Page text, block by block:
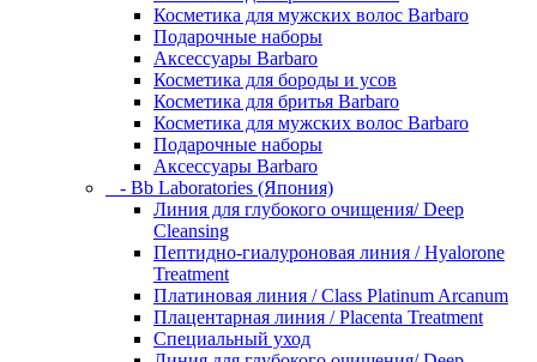
Косметика для мужских волос Barbaro
Подарочные наборы
Аксессуары Barbaro
Косметика для бороды и усов
Косметика для бритья Barbaro
Косметика для мужских волос Barbaro
Подарочные наборы
Аксессуары Barbaro
- Bb Laboratories (Япония)
Линия для глубокого очищения/ Deep
Cleansing
Пептидно-гиалуроновая линия / Hyalorone
Treatment
Платиновая линия / Class Platinum Arcanum
Плацентарная линия / Placenta Treatment
Специальный уход